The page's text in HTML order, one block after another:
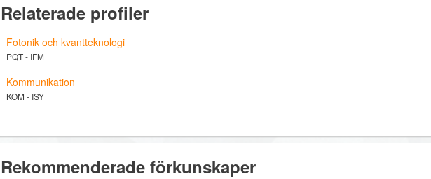
Relaterade profiler
Fotonik och kvantteknologi
PQT - IFM
Kommunikation
KOM - ISY
Rekommenderade förkunskaper